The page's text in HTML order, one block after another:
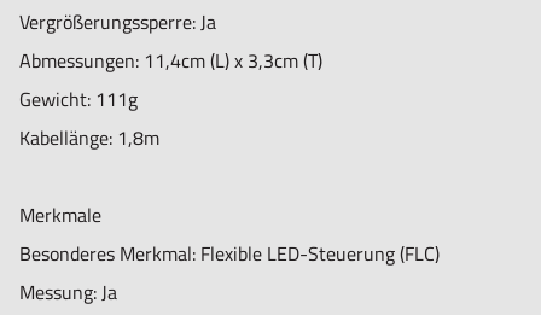
Vergrößerungssperre: Ja
Abmessungen: 11,4cm (L) x 3,3cm (T)
Gewicht: 111g
Kabellänge: 1,8m
Merkmale
Besonderes Merkmal: Flexible LED-Steuerung (FLC)
Messung: Ja